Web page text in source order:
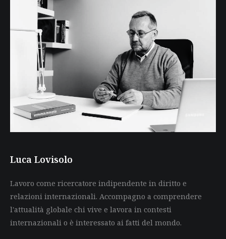
Luca Lovisolo
Lavoro come ricercatore indipendente in diritto e
relazioni internazionali. Accompagno a comprendere
l'attualità globale chi vive e lavora in contesti
internazionali o è interessato ai fatti del mondo.